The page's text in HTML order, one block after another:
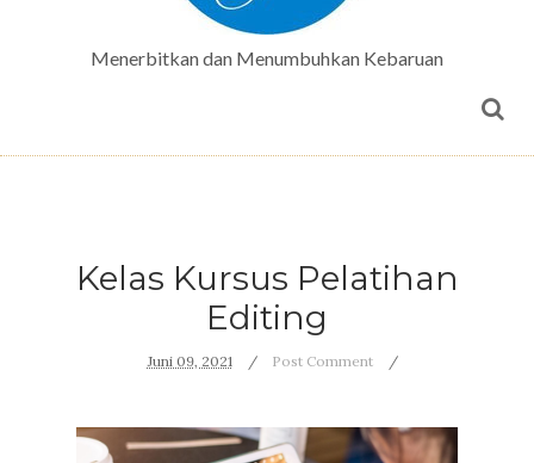
Menerbitkan dan Menumbuhkan Kebaruan
Kelas Kursus Pelatihan
Editing
Juni 09, 2021 Post Comment